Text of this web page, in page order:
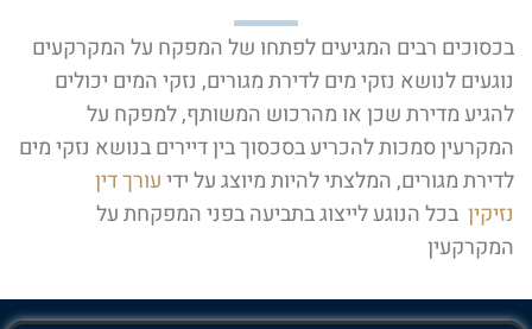
בכסוכים רבים המגיעים לפתחו של המפקח על המקרקעים
נוגעים לנושא נזקי מים לדירת מגורים, נזקי המים יכולים
להגיע מדירת שכן או מהרכוש המשותף, למפקח על
המקרעין סמכות להכריע בסכסוך בין דיירים בנושא נזקי מים
לדירת מגורים, המלצתי להיות מיוצג על ידיעורך דין
נזיקין בכל הנוגע לייצוג בתביעה בפני המפקחת על
המקרקעין